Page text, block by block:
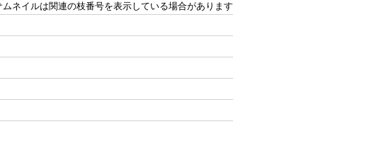
ムネイルは関連の枝番号を表示している場合があります